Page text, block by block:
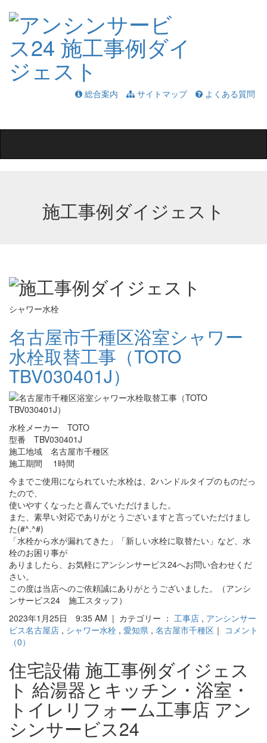
総合案内 サイトマップ
よくある質問
施工事例ダイジェスト
シャワー水栓
名古屋市千種区浴室シャワー
水栓取替工事（TOTO
TBV030401J）
水栓メーカー TOTO
型番 TBV030401J
施工地域 名古屋市千種区
施工期間 1時間
今までご使用になられていた水栓は、2ハンドルタイプのものだっ
たので、
使いやすくなったと喜んでいただけました。
また、素早い対応でありがとうございますと言っていただけまし
た(#^.^#)
「水栓から水が漏れてきた」「新しい水栓に取替たい」など、水
栓のお困り事が
ありましたら、お気軽にアンシンサービス24へお問い合わせくだ
さい。
この度は当店へのご依頼誠にありがとうございました。（アンシ
ンサービス24 施工スタッフ）
2023年1月25日 9:35 AM | カテゴリー ： 工事店 , アンシンサー
ビス名古屋店 , シャワー水栓 , 愛知県 , 名古屋市千種区 ｜ コメント
（0）
住宅設備 施工事例ダイジェス
ト 給湯器とキッチン・浴室・
トイレリフォーム工事店 アン
シンサービス24